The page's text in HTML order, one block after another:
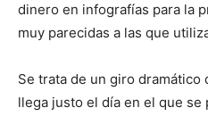
dinero en infografías para la
muy parecidas a las que
Se trata de un giro dramático
llega justo el día en el que se